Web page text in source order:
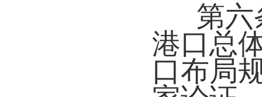
第
港口总
口布局